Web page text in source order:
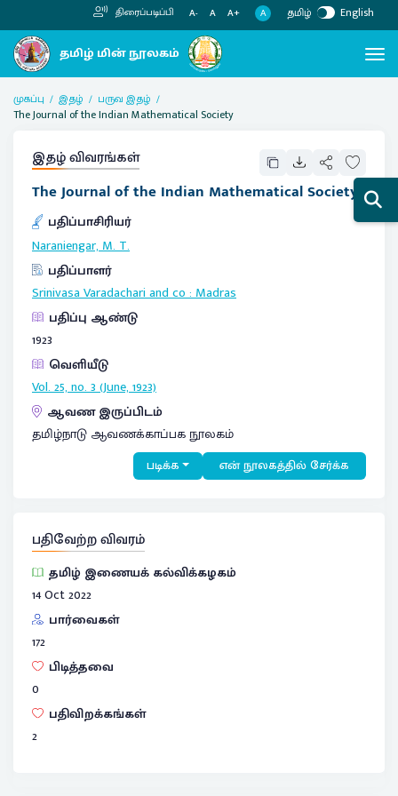
திரைப்படிப்பி A- A A+ A தமிழ் English
முகப்பு இதழ்
பருவ இதழ்
The Journal of the Indian Mathematical Society
இதழ் விவரங்கள்
The Journal of the Indian Mathematical Society
பதிப்பாசிரியர்
Naraniengar, M. T.
பதிப்பாளர்
Srinivasa Varadachari and co:Madras
பதிப்பு ஆண்டு
1923
வெளியீடு
Vol. 25, no. 3 (June, 1923)
ஆவண இருப்பிடம்
தமிழ்நாடு ஆவணக்காப்பக நூலகம்
படிக்க என் நூலகத்தில் சேர்க்க
பதிவேற்ற விவரம்
தமிழ் இணையக் கல்விக்கழகம்
14 Oct 2022
பார்வைகள்
172
பிடித்தவை
0
பதிவிறக்கங்கள்
2